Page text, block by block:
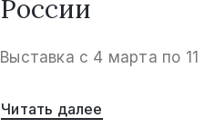
России
Выставка с 4 марта по 11
Читать далее